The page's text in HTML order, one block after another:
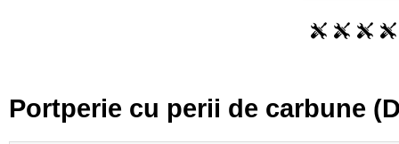
Portperie cu perii de carbune